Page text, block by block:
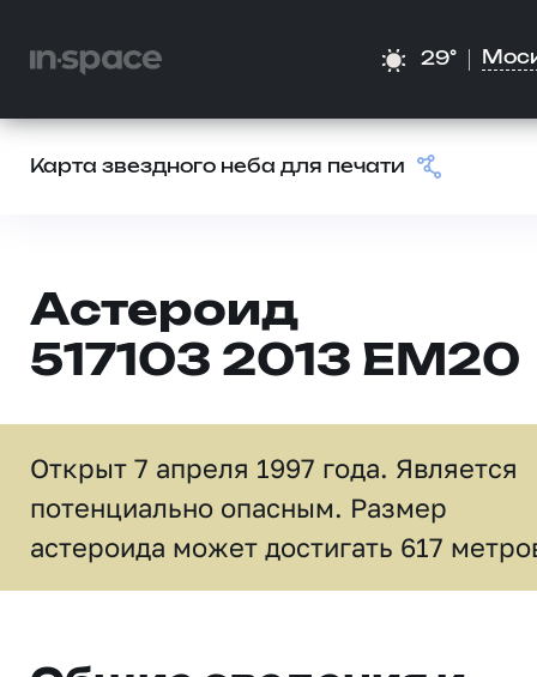
29°
Карта звездного неба для печати
Астероид
517103 2013 EM20
Открыт 7 апреля 1997 года. Является
потенциально опасным. Размер
астероида может достигать 617